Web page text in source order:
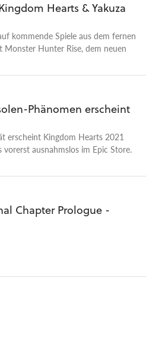
Hearts & Yakuza
kommende Spiele aus dem fernen
Hunter Rise, dem neuen
auch kleinere Namen zu uns
über eine komplette Yakuza-
Ausblick in die Welt der
auch unsere ganz persönlichen
Bravely Default 2
aus dem Team – Ann-Kathrin stellt
Phänomen erscheint
erscheint Kingdom Hearts 2021
ausnahmslos im Epic Store.
Chapter Prologue -